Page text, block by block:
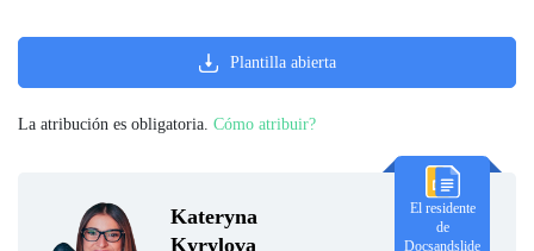
Kateryna
Kyrylova
El residente
de
Docsandslide
Plantilla abierta
La atribución es obligatoria. Cómo atribuir?